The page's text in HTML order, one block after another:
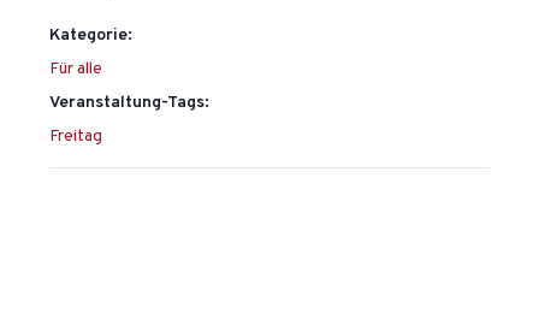
Kategorie:
Für alle
Veranstaltung-Tags:
Freitag